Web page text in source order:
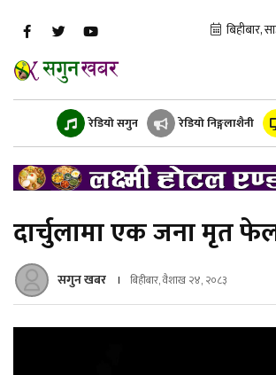
रेडियो सगुन रेडियो निङ्गलाशैनी
दार्चुलामा एक जना मृत
सगुन खबर बिहीबार, वैशाख २४, २०८३